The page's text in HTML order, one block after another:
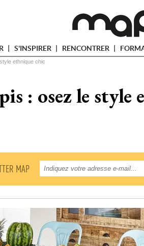
S'INSPIRER RENCONTRER
ethnique chic
: osez le
MAP